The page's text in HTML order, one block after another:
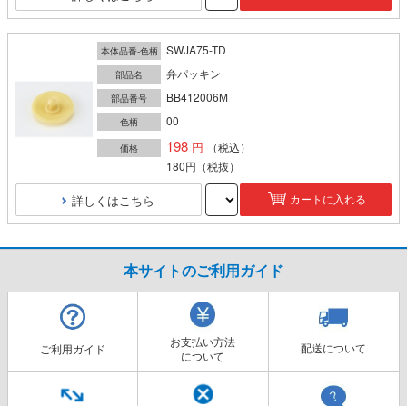
本体品番-色柄 SWJA75-TD
部品名 弁パッキン
部品番号 BB412006M
色柄 00
価格 198
（税込）
180円 （税抜）
詳しくはこちら カートに入れる
本サイトのご利用ガイド
ご利用ガイド
お支払い方法
について
配送について